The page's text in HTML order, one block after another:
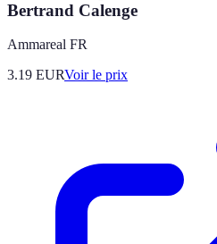
Bertrand Calenge
Ammareal FR
3.19 EURVoir le prix